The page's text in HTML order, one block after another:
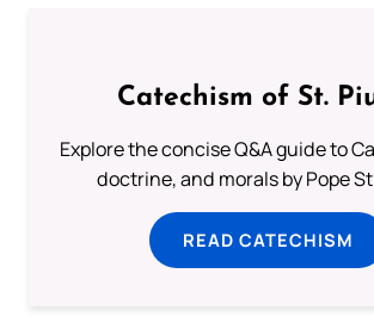
Catechism of St.
Explore the concise Q&A guide to
doctrine, and morals by Pope
READ CATECHISM